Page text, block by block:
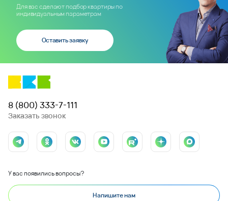
Для вас сделают подбор квартиры по
индивидуальным параметрам
Оставить заявку
8 (800) 333-7-111
Заказать звонок
У вас появились вопросы?
Напишите нам